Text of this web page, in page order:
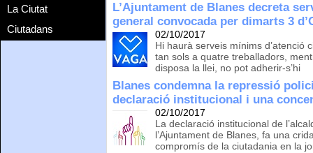
La Ciutat
Ciutadans
L’Ajuntament de Blanes decreta
general convocada per dimarts 3
02/10/2017
Hi haurà serveis mínims d’atenció
tan sols a quatre treballadors,
disposa la llei, no pot adherir-s’hi
Blanes condemna la repressió
declaració institucional i una
02/10/2017
La declaració institucional de
l’Ajuntament de Blanes, fa una
compromís de la ciutadania en la